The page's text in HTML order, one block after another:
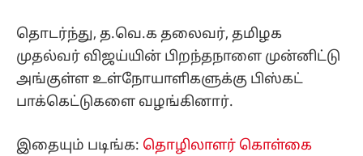
​தொடர்ந்து, த.வெ.க தலைவர், தமிழக
முதல்வர் விஜய்யின் பிறந்தநாளை முன்னிட்டு
அங்குள்ள உள்நோயாளிகளுக்கு பிஸ்கட்
பாக்கெட்டுகளை வழங்கினார்.
இதையும் படிங்க: தொழிலாளர் கொள்கை